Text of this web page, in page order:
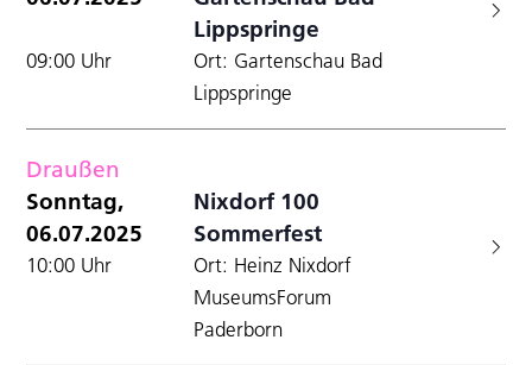
Lippspringe
09:00 Uhr
Ort: Gartenschau Bad
Lippspringe
Draußen
Sonntag,
06.07.2025
Nixdorf 100
Sommerfest
10:00 Uhr
Ort: Heinz Nixdorf
MuseumsForum
Paderborn